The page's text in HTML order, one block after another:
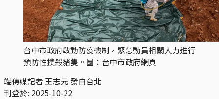
台中市政府啟動防疫機制，緊急動員相關人力進行
預防性撲殺豬隻。圖：台中市政府網頁
端傳媒記者 王志元 發自台北
刊登於: 2025-10-22